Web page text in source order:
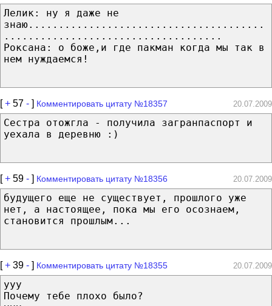
Лелик: ну я даже не
знаю.......................................
....................................
Роксана: о боже,и где пакман когда мы так в
нем нуждаемся!
[+ 57 - ] Комментировать цитату №18357 20.07.2009
Сестра отожгла - получила загранпаспорт и
уехала в деревню :)
[+ 59 - ] Комментировать цитату №18356 20.07.2009
будущего еще не существует, прошлого уже
нет, а настоящее, пока мы его осознаем,
становится прошлым...
[+ 39 - ] Комментировать цитату №18355 20.07.2009
ууу
Почему тебе плохо было?